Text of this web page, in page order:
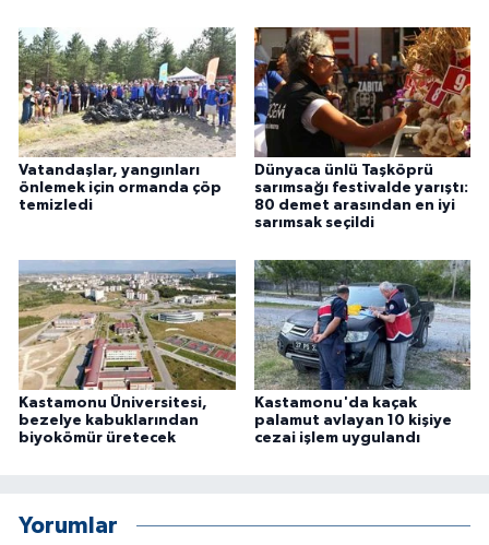
Vatandaşlar, yangınları
önlemek için ormanda çöp
temizledi
Dünyaca ünlü Taşköprü
sarımsağı festivalde yarıştı:
80 demet arasından en iyi
sarımsak seçildi
Kastamonu Üniversitesi,
bezelye kabuklarından
biyokömür üretecek
Kastamonu'da kaçak
palamut avlayan 10 kişiye
cezai işlem uygulandı
Yorumlar